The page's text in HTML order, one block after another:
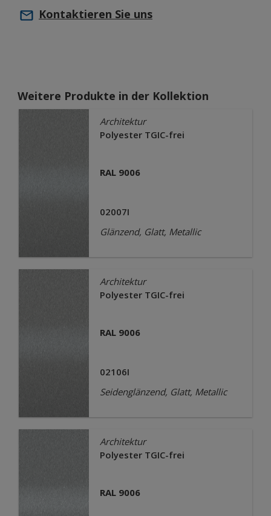
Kontaktieren Sie uns
Weitere Produkte in der Kollektion
Architektur
Polyester TGIC-frei
RAL 9006
02007I
Glänzend, Glatt, Metallic
Architektur
Polyester TGIC-frei
RAL 9006
02106I
Seidenglänzend, Glatt, Metallic
Architektur
Polyester TGIC-frei
RAL 9006